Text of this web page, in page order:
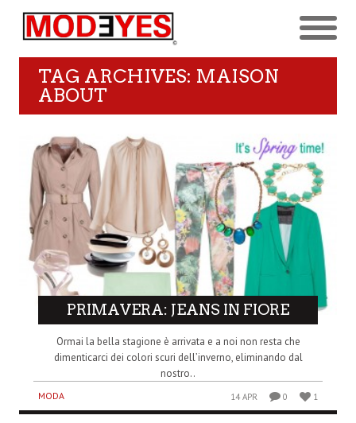
TAG ARCHIVES: MAISON
ABOUT
PRIMAVERA: JEANS IN FIORE
Ormai la bella stagione è arrivata e a noi non resta che
dimenticarci dei colori scuri dell’inverno, eliminando dal
nostro..
MODA 14 APR 0 1